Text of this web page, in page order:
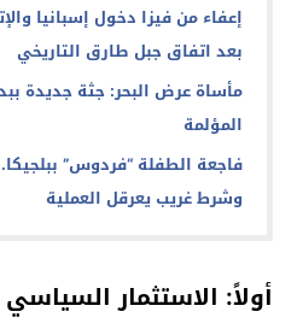
إعفاء من فيزا دخول إسبانيا
بعد اتفاق جبل طارق التاريخي
مأساة عرض البحر: جثة جديدة
المؤلمة
فاجعة الطفلة “فردوس”
وشرط غريب يعرقل العملية
أولاً: الاستثمار